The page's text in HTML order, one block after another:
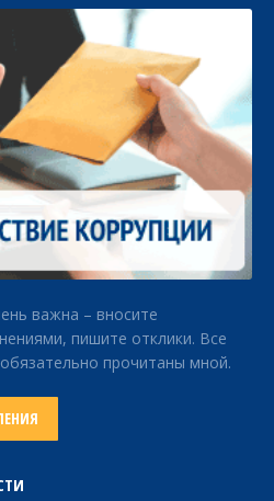
важна – вносите
пишите отклики. Все
прочитаны мной.